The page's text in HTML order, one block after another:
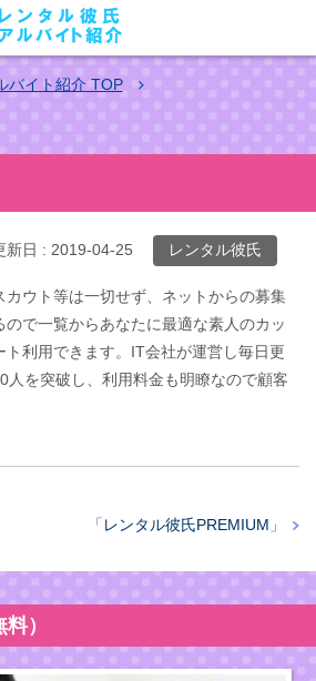
バイト紹介TOP
新日 : 2019-04-25 レンタル彼氏
カウト等は一切せず、ネットからの募集
で一覧からあなたに最適な素人のカッ
ト利用できます。IT会社が運営し毎日更
人を突破し、利用料金も明瞭なので顧客
「 レンタル彼氏PREMIUM 」
）